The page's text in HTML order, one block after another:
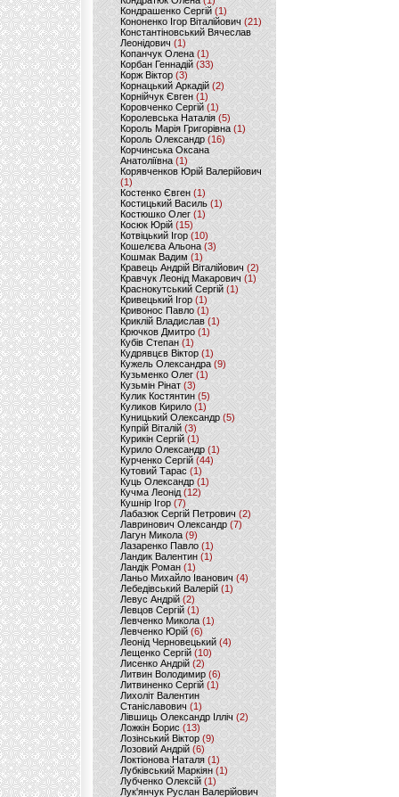
Кондрашенко Сергій (1)
Кононенко Ігор Віталійович (21)
Константіновський Вячеслав
Леонідович (1)
Копанчук Олена (1)
Корбан Геннадій (33)
Корж Віктор (3)
Корнацький Аркадій (2)
Корнійчук Євген (1)
Коровченко Сергій (1)
Королевська Наталія(5)
Король Марія Григорівна (1)
Король Олександр (16)
Корчинська Оксана
Анатоліївна (1)
Корявченков Юрій Валерійович
(1)
Костенко Євген (1)
Костицький Василь (1)
Костюшко Олег (1)
Косюк Юрій (15)
Котвіцький Ігор (10)
Кошелєва Альона(3)
Кошмак Вадим (1)
Кравець Андрій Віталійович (2)
Кравчук Леонід Макарович (1)
Краснокутський Сергій (1)
Кривецький Ігор (1)
Кривонос Павло (1)
Криклій Владислав (1)
Крючков Дмитро(1)
Кубів Степан(1)
Кудрявцєв Віктор (1)
Кужель Олександра (9)
Кузьменко Олег (1)
Кузьмін Рінат(3)
Кулик Костянтин(5)
Куликов Кирило (1)
Куницький Олександр (5)
Купрій Віталій (3)
Курикін Сергій(1)
Курило Олександр (1)
Курченко Сергій (44)
Кутовий Тарас (1)
Куць Олександр (1)
Кучма Леонід (12)
Кушнір Ігор(7)
Лабазюк Сергій Петрович (2)
Лавринович Олександр(7)
Лагун Микола(9)
Лазаренко Павло (1)
Ландик Валентин (1)
Ландік Роман (1)
Ланьо Михайло Іванович(4)
Лебедівський Валерій(1)
Левус Андрій(2)
Левцов Сергій (1)
Левченко Микола (1)
Левченко Юрій (6)
Леонід Черновецький (4)
Лещенко Сергій (10)
Лисенко Андрій (2)
Литвин Володимир (6)
Литвиненко Сергій (1)
Лихоліт Валентин
Станіславович (1)
Лівшиць Олександр Ілліч (2)
Ложкін Борис(13)
Лозінський Віктор(9)
Лозовий Андрій (6)
Локтіонова Наталя (1)
Лубківський Маркіян(1)
Лубченко Олексій (1)
Лук'янчук Руслан Валерійович